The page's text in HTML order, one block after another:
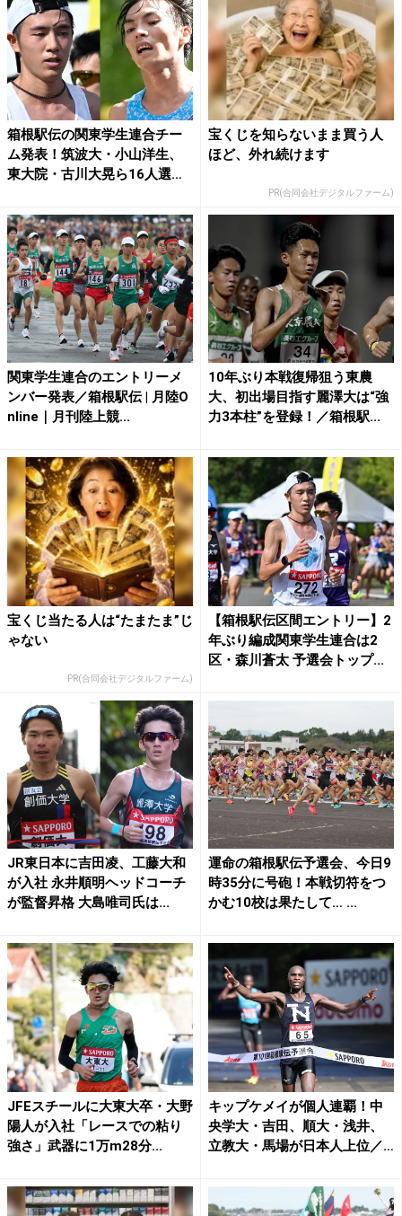
箱根駅伝の関東学生連合チー
ム発表！筑波大・小山洋生、
東大院・古川大晃ら16人選
宝くじを知らないまま買う人
ほど、外れ続けます
PR(合同会社デジタルファーム)
関東学生連合のエントリーメ
ンバー発表／箱根駅伝 | 月陸O
nline｜月刊陸上競...
10年ぶり本戦復帰狙う東農
大、初出場目指す麗澤大は“強
力3本柱”を登録！／箱根駅...
宝くじ当たる人は“たまたま”じ
ゃない
PR(合同会社デジタルファーム)
【箱根駅伝区間エントリー】2
年ぶり編成関東学生連合は2
区・森川蒼太 予選会トップ...
JR東日本に吉田凌、工藤大和
が入社 永井順明ヘッドコーチ
が監督昇格 大島唯司氏は...
運命の箱根駅伝予選会、今日9
時35分に号砲！本戦切符をつ
かむ10校は果たして… ...
JFEスチールに大東大卒・大野
陽人が入社「レースでの粘り
強さ」武器に1万m28分...
キップケメイが個人連覇！中
央学大・吉田、順大・浅井、
立教大・馬場が日本人上位／